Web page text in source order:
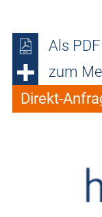
Als
zum
Direkt-